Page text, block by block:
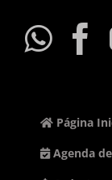
Página
Agenda